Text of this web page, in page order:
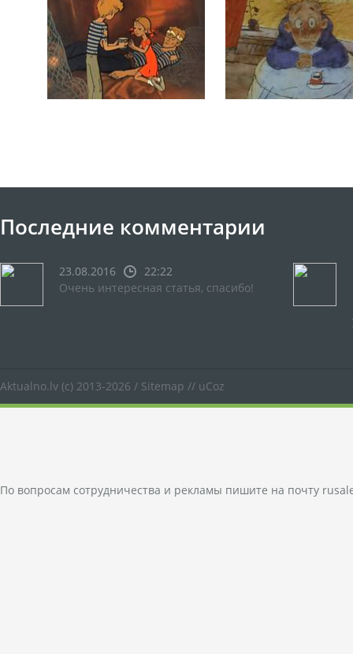
Последние комментарии
23.08.2016
22:22
Очень интересная статья, спасибо!
Aktualno.lv (c) 2013-2026 / Sitemap // uCoz
По вопросам сотрудничества и рекламы пишите на почту